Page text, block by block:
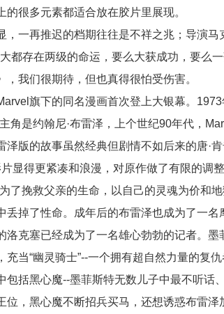
很多元素都适合放在胶片里展现。
再推迟的档期往往是不祥之兆；导演马
大都存在两级的命运，要么大获成功，要么
我们很期待，但也真得很怕受伤害。
旗下的同名漫画首次登上大银幕。1973
角是约翰尼·布雷泽，上个世纪90年代，
泽版的故事虽然经典但剧情不如后来的唐·
显得更紧凑和浪漫，对原作做了有限的调整
挽救父亲的生命，以自己的灵魂为价和
丢掉了性命。成年后的布雷泽也成为了一
洛克塞已经成为了一名雄心勃勃的记者。
充当“幽灵骑士”--一个拥有超自然力量的复
包括黑心魔--墨菲斯特无数儿子中最不听话
位，黑心魔不断招兵买马，还想诱惑布雷